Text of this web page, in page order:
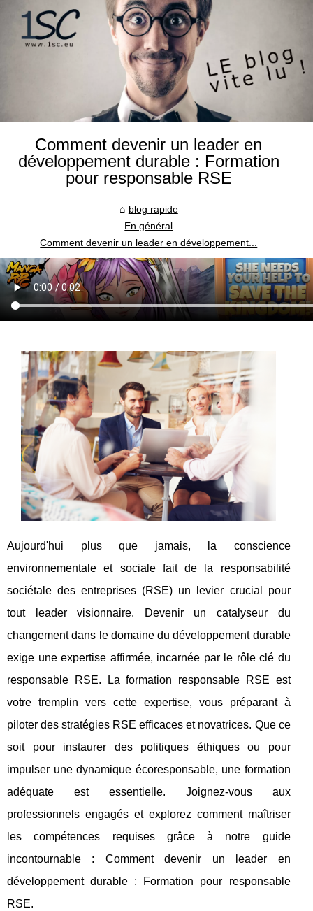
Comment devenir un leader en
développement durable : Formation
pour responsable RSE
blog rapide
En général
Comment devenir un leader en développement...
Aujourd'hui plus que jamais, la conscience
environnementale et sociale fait de la responsabilité
sociétale des entreprises (RSE) un levier crucial pour
tout leader visionnaire. Devenir un catalyseur du
changement dans le domaine du développement durable
exige une expertise affirmée, incarnée par le rôle clé du
responsable RSE. La formation responsable RSE est
votre tremplin vers cette expertise, vous préparant à
piloter des stratégies RSE efficaces et novatrices. Que ce
soit pour instaurer des politiques éthiques ou pour
impulser une dynamique écoresponsable, une formation
adéquate est essentielle. Joignez-vous aux
professionnels engagés et explorez comment maîtriser
les compétences requises grâce à notre guide
incontournable : Comment devenir un leader en
développement durable : Formation pour responsable
RSE.